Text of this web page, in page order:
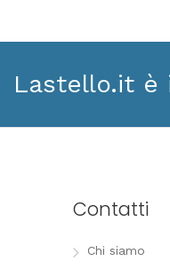
Lastello.it è
Contatti
Chi siamo